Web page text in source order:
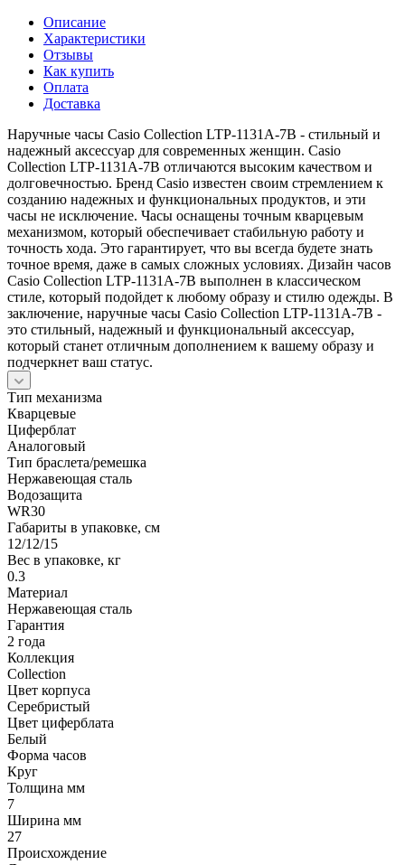
Описание
Характеристики
Отзывы
Как купить
Оплата
Доставка
Наручные часы Casio Collection LTP-1131A-7B - стильный и
надежный аксессуар для современных женщин. Casio
Collection LTP-1131A-7B отличаются высоким качеством и
долговечностью. Бренд Casio известен своим стремлением к
созданию надежных и функциональных продуктов, и эти
часы не исключение. Часы оснащены точным кварцевым
механизмом, который обеспечивает стабильную работу и
точность хода. Это гарантирует, что вы всегда будете знать
точное время, даже в самых сложных условиях. Дизайн часов
Casio Collection LTP-1131A-7B выполнен в классическом
стиле, который подойдет к любому образу и стилю одежды. В
заключение, наручные часы Casio Collection LTP-1131A-7B -
это стильный, надежный и функциональный аксессуар,
который станет отличным дополнением к вашему образу и
подчеркнет ваш статус.
Тип механизма
Кварцевые
Циферблат
Аналоговый
Тип браслета/ремешка
Нержавеющая сталь
Водозащита
WR30
Габариты в упаковке, см
12/12/15
Вес в упаковке, кг
0.3
Материал
Нержавеющая сталь
Гарантия
2 года
Коллекция
Collection
Цвет корпуса
Серебристый
Цвет циферблата
Белый
Форма часов
Круг
Толщина мм
7
Ширина мм
27
Происхождение